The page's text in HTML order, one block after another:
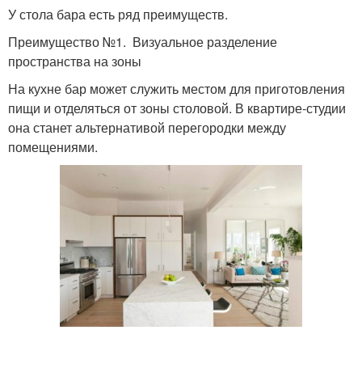
У стола бара есть ряд преимуществ.
Преимущество №1. Визуальное разделение
пространства на зоны
На кухне бар может служить местом для приготовления
пищи и отделяться от зоны столовой. В квартире-студии
она станет альтернативой перегородки между
помещениями.